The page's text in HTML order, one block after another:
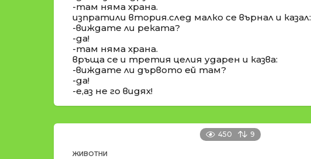
-там няма храна.
изпратили втория.след малко се върнал и казал:
-виждате ли реката?
-да!
-там няма храна.
връща се и третия целия ударен и казва:
-виждате ли дървото ей там?
-да!
-е,аз не го видях!
450 9
ЖИВОТНИ